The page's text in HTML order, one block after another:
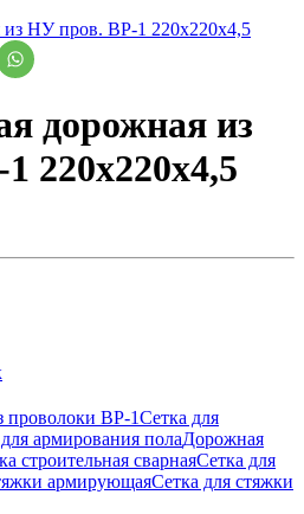
дорожная из
220х220х4,5
проволоки ВР-1Сетка для
армирования полаДорожная
строительная сварнаяСетка для
армирующаяСетка для стяжки